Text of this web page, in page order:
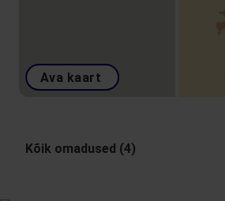
Ava kaart
Kõik omadused (4)